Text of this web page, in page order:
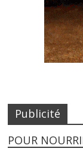
Publicité
POUR